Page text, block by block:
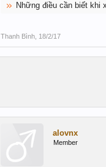
Những điều cần biết khi
Thanh Bình 18/2/17
alovnx
Member